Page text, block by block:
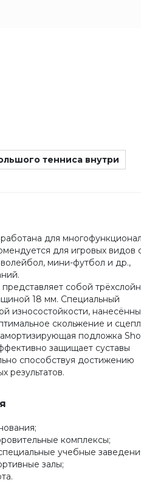
тенниса внутри
для
для игровых видов
мини-футбол и др.,
собой
18 мм. Специальный
износостойкости,
скольжение и
подложка
защищает суставы
способствуя достижению
результатов.
комплексы;
учебные
залы;